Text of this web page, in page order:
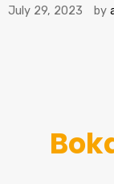
July 29, 2023 by